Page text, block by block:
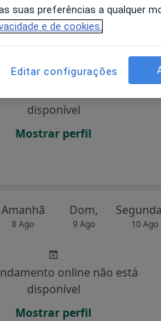
Amanhã Dom,
disponível
Mostrar perfil
Amanhã
8 Ago
Dom,
9 Ago 10 Ago
online não está
disponível
Mostrar perfil
suas preferências a qualquer
e de cookies.
Editar configurações